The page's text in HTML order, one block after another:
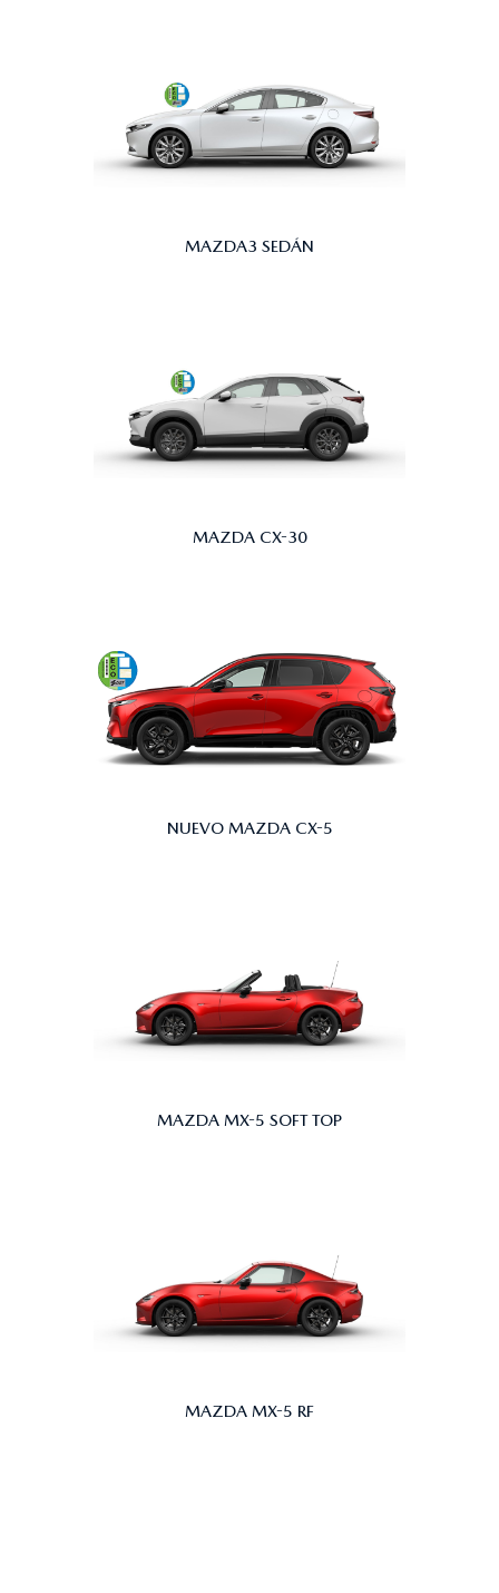
MAZDA3 SEDÁN
MAZDA CX-30
NUEVO MAZDA CX-5
MAZDA MX-5 SOFT TOP
MAZDA MX-5 RF